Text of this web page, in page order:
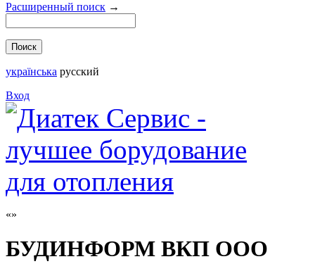
Расширенный поиск →
українська русский
Вход
БУДИНФОРМ ВКП ООО